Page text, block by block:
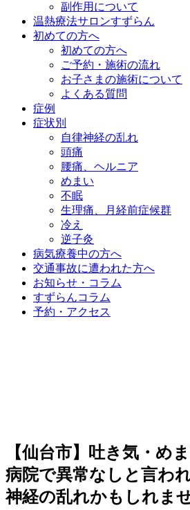
副作用について
温熱療法サロンすずらん
初めての方へ
初めての方へ
ご予約・施術の流れ
お子さまの施術について
よくある質問
症例
症状別
自律神経の乱れ
頭痛
腰痛、ヘルニア
めまい
不眠
生理痛、月経前症候群
冷え
逆子灸
病気療養中の方へ
交通事故に遭われた方へ
お知らせ・コラム
すずらんコラム
予約・アクセス
【仙台市】吐き気・め
病院で異常なしと言わ
神経の乱れかもしれま